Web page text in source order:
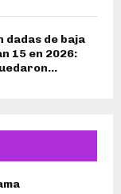
de baja
15 en 2026: